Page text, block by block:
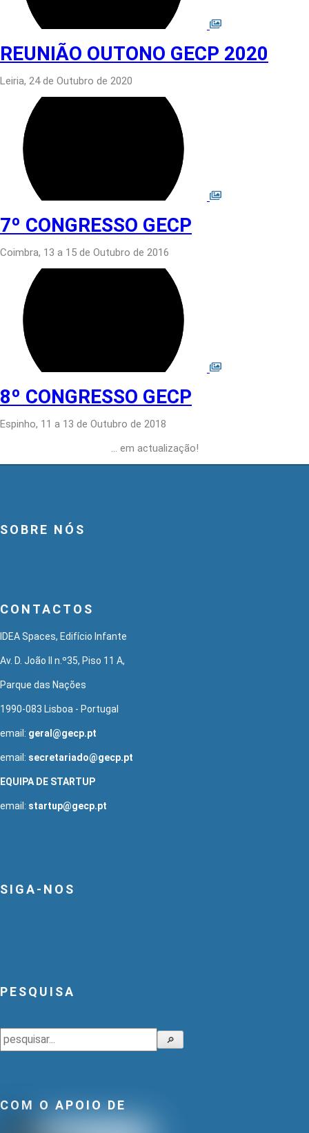
REUNIÃO OUTONO GECP 2020
Leiria, 24 de Outubro de 2020
7º CONGRESSO GECP
Coimbra, 13 a 15 de Outubro de 2016
8º CONGRESSO GECP
Espinho, 11 a 13 de Outubro de 2018
… em actualização!
SOBRE NÓS
CONTACTOS
IDEA Spaces, Edifício Infante
Av. D. João II n.º35, Piso 11 A,
Parque das Nações
1990-083 Lisboa - Portugal
email: geral@gecp.pt
email: secretariado@gecp.pt
EQUIPA DE STARTUP
email: startup@gecp.pt
SIGA-NOS
PESQUISA
Pesquisar 🔎
COM O APOIO DE